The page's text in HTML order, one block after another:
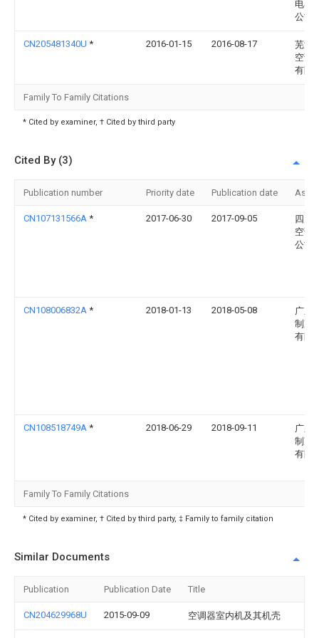
电器
公司
CN205481340U * 2016-01-15 2016-08-17
芜湖
空调
有限
Family To Family Citations
* Cited by examiner, † Cited by third party
Cited By (3)
Publication number Priority date Publication date
CN107131566A * 2017-06-30 2017-09-05
四川
空调
公司
CN108006832A * 2018-01-13 2018-05-08
广东
制冷
有限
CN108518749A * 2018-06-29 2018-09-11
广东
制冷
有限
Family To Family Citations
* Cited by examiner, † Cited by third party, ‡ Family to family citation
Similar Documents
Publication Publication Date Title
CN204629968U 2015-09-09 空调器室内机及其机壳